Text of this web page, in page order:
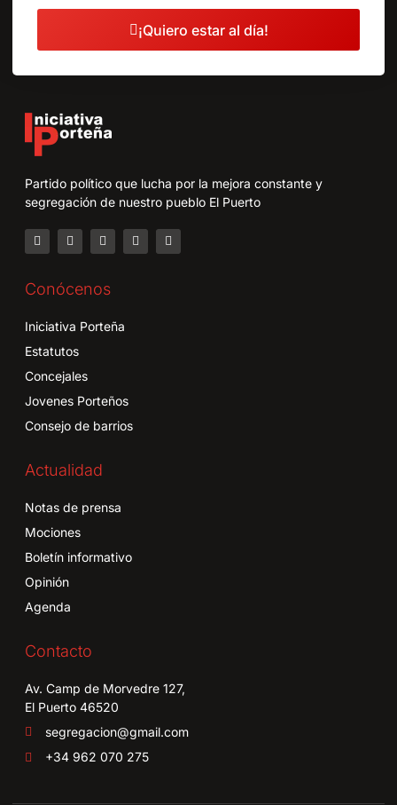
¡Quiero estar al día!
Partido político que lucha por la mejora constante y
segregación de nuestro pueblo El Puerto
Conócenos
Iniciativa Porteña
Estatutos
Concejales
Jovenes Porteños
Consejo de barrios
Actualidad
Notas de prensa
Mociones
Boletín informativo
Opinión
Agenda
Contacto
Av. Camp de Morvedre 127,
El Puerto 46520
segregacion@gmail.com
+34 962 070 275